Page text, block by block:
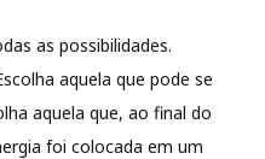
as possibilidades.
aquela que pode se
aquela que, ao final do
foi colocada em um